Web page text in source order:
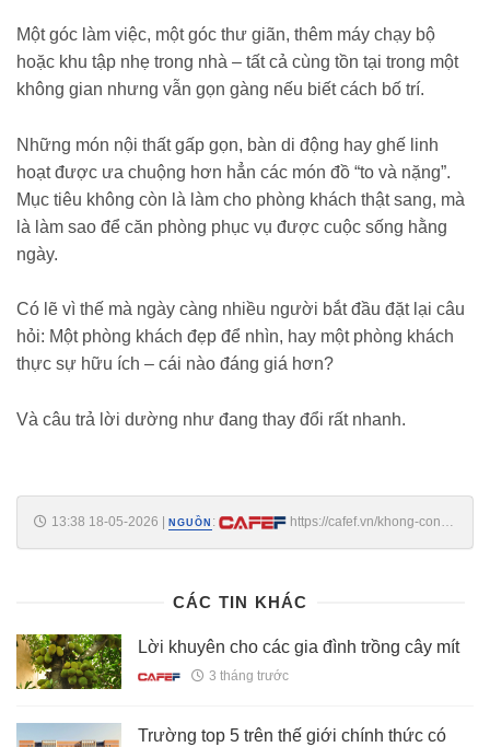
Một góc làm việc, một góc thư giãn, thêm máy chạy bộ
hoặc khu tập nhẹ trong nhà – tất cả cùng tồn tại trong một
không gian nhưng vẫn gọn gàng nếu biết cách bố trí.
Những món nội thất gấp gọn, bàn di động hay ghế linh
hoạt được ưa chuộng hơn hẳn các món đồ “to và nặng”.
Mục tiêu không còn là làm cho phòng khách thật sang, mà
là làm sao để căn phòng phục vụ được cuộc sống hằng
ngày.
Có lẽ vì thế mà ngày càng nhiều người bắt đầu đặt lại câu
hỏi: Một phòng khách đẹp để nhìn, hay một phòng khách
thực sự hữu ích – cái nào đáng giá hơn?
Và câu trả lời dường như đang thay đổi rất nhanh.
13:38 18-05-2026 NGUỒN :
https://cafef.vn/khong-con-
CÁC TIN KHÁC
Lời khuyên cho các gia đình trồng cây mít
3 tháng trước
Trường top 5 trên thế giới chính thức có